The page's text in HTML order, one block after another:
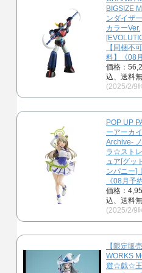
BIGSIZE
ンダイザ
カラーVer.
【同梱不
料】《08
価格：
込、送料
(2025/2/9
POP UP
ーアーカ
Archive-
ラ☆スト
ュア[グッ
ンパニー]
《08月予
価格：
込、送料
(2025/2/9
【限定販
WORKS
遊☆戯☆王